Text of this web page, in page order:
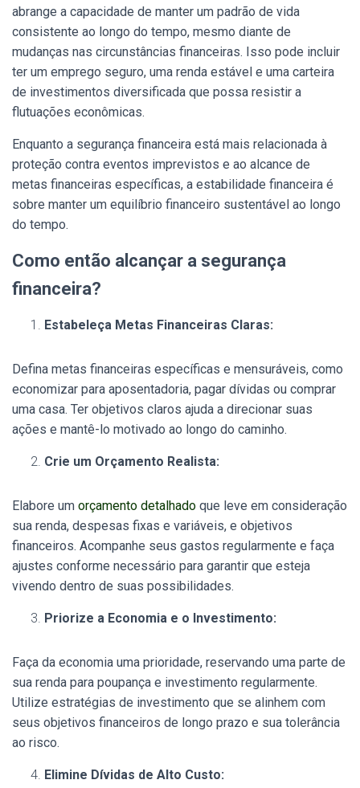
abrange a capacidade de manter um padrão de vida
consistente ao longo do tempo, mesmo diante de
mudanças nas circunstâncias financeiras. Isso pode incluir
ter um emprego seguro, uma renda estável e uma carteira
de investimentos diversificada que possa resistir a
flutuações econômicas.
Enquanto a segurança financeira está mais relacionada à
proteção contra eventos imprevistos e ao alcance de
metas financeiras específicas, a estabilidade financeira é
sobre manter um equilíbrio financeiro sustentável ao longo
do tempo.
Como então alcançar a segurança
financeira?
Estabeleça Metas Financeiras Claras:
Defina metas financeiras específicas e mensuráveis, como
economizar para aposentadoria, pagar dívidas ou comprar
uma casa. Ter objetivos claros ajuda a direcionar suas
ações e mantê-lo motivado ao longo do caminho.
Crie um Orçamento Realista:
Elabore um orçamento detalhado que leve em consideração
sua renda, despesas fixas e variáveis, e objetivos
financeiros. Acompanhe seus gastos regularmente e faça
ajustes conforme necessário para garantir que esteja
vivendo dentro de suas possibilidades.
Priorize a Economia e o Investimento:
Faça da economia uma prioridade, reservando uma parte de
sua renda para poupança e investimento regularmente.
Utilize estratégias de investimento que se alinhem com
seus objetivos financeiros de longo prazo e sua tolerância
ao risco.
Elimine Dívidas de Alto Custo: